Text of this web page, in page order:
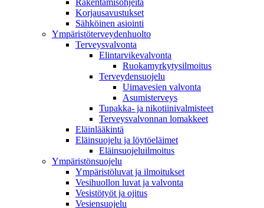
Rakentamisohjeita
Korjausavustukset
Sähköinen asiointi
Ympäristöterveydenhuolto
Terveysvalvonta
Elintarvikevalvonta
Ruokamyrkytysilmoitus
Terveydensuojelu
Uimavesien valvonta
Asumisterveys
Tupakka- ja nikotiinivalmisteet
Terveysvalvonnan lomakkeet
Eläinlääkintä
Eläinsuojelu ja löytöeläimet
Eläinsuojeluilmoitus
Ympäristönsuojelu
Ympäristöluvat ja ilmoitukset
Vesihuollon luvat ja valvonta
Vesistötyöt ja ojitus
Vesiensuojelu